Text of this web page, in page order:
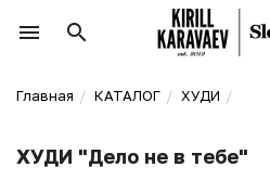
Главная КАТАЛОГ ХУДИ
ХУДИ "Дело не в тебе"